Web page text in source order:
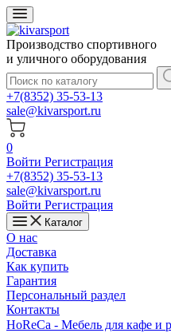
Производство спортивного
и уличного оборудования
+7(8352) 35-53-13
sale@kivarsport.ru
0
Войти Регистрация
+7(8352) 35-53-13
sale@kivarsport.ru
Войти Регистрация
Каталог
О нас
Доставка
Как купить
Гарантия
Персональный раздел
Контакты
HoReCa - Мебель для кафе и